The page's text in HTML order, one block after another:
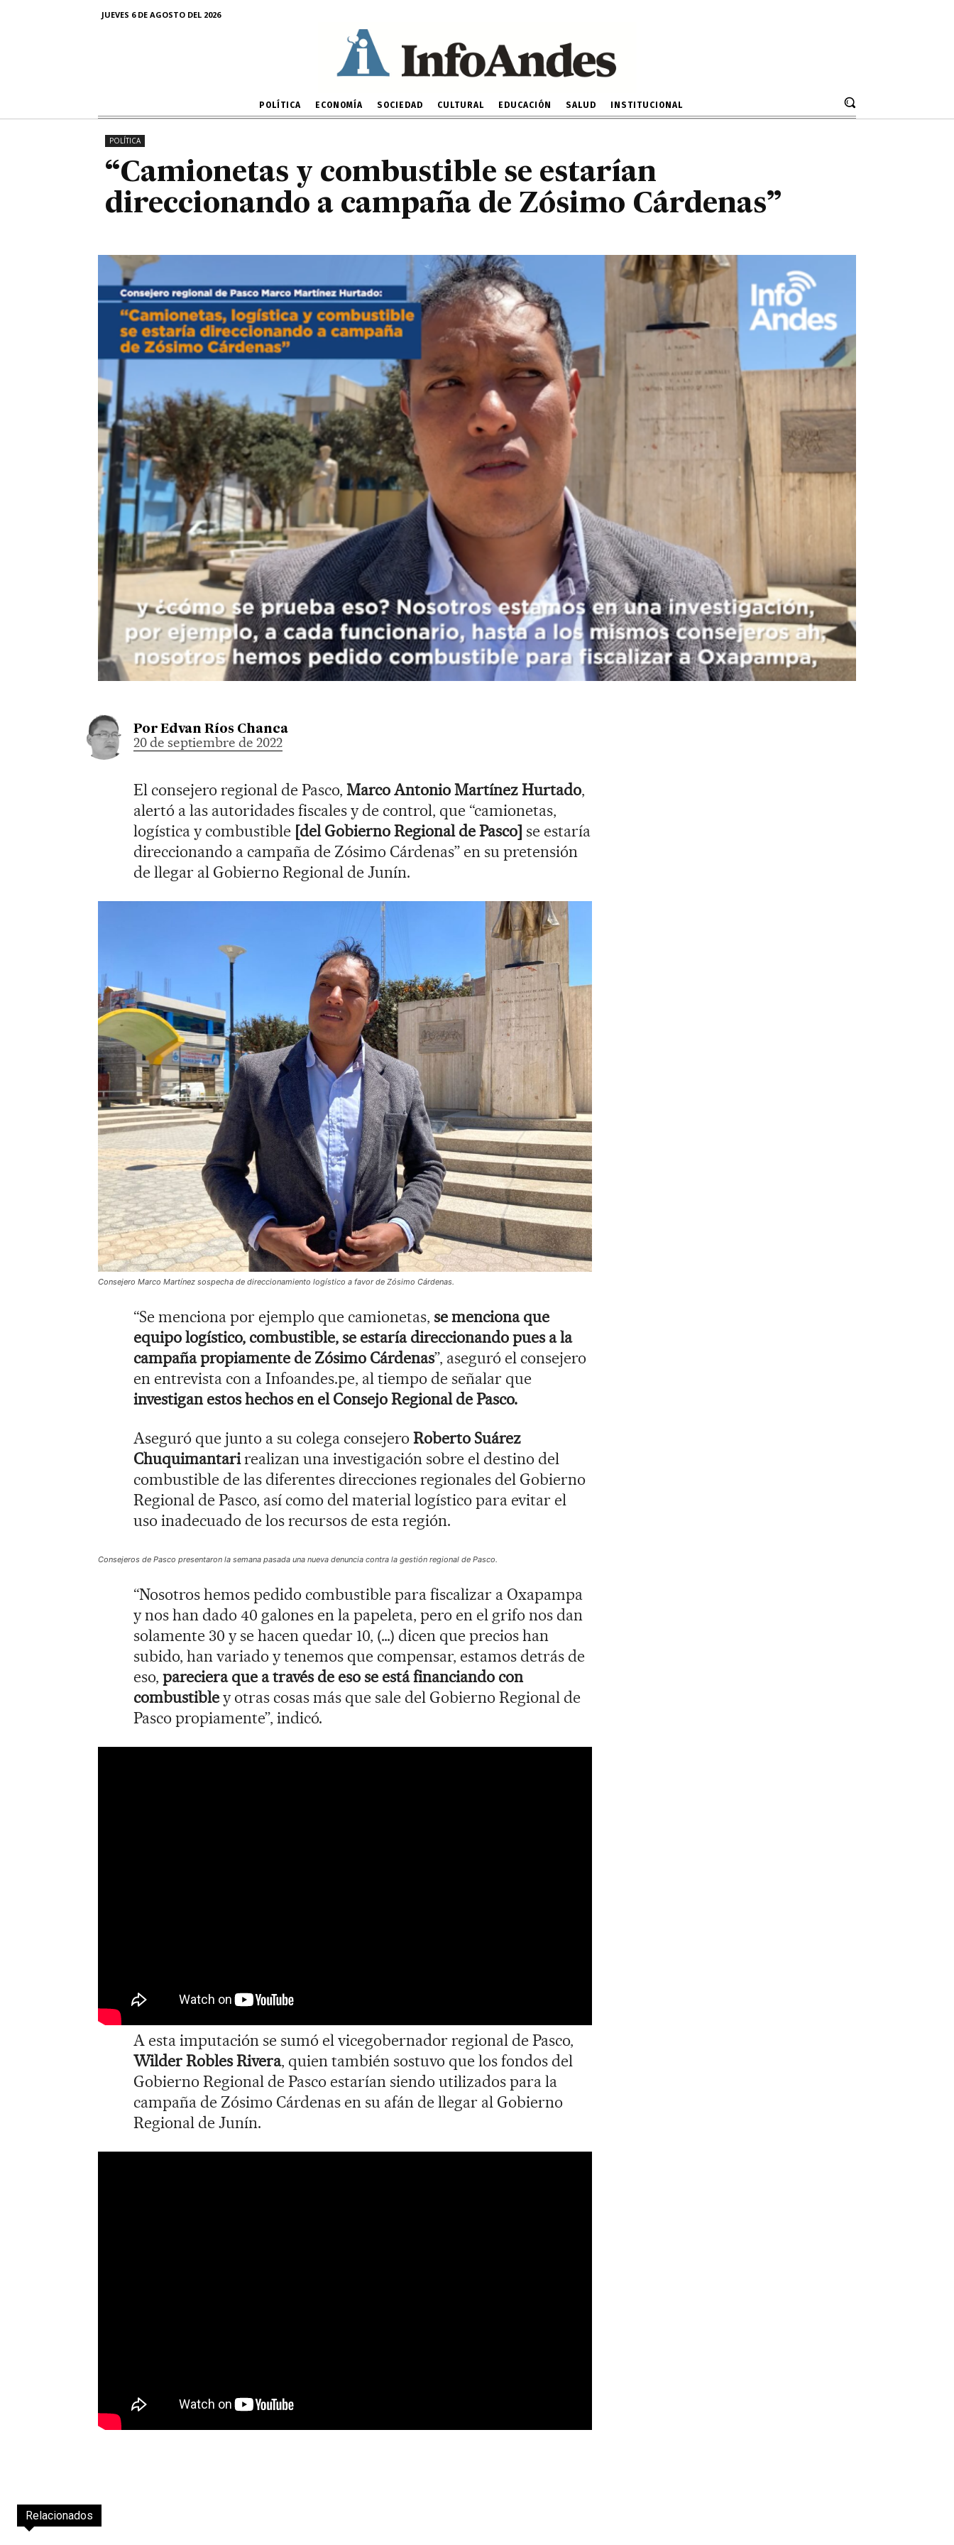
JUEVES 6 DE AGOSTO DEL 2026
POLÍTICA ECONOMÍA SOCIEDAD CULTURAL EDUCACIÓN SALUD INSTITUCIONAL
direccionando a campaña de Zósimo Cárdenas”
POLÍTICA
“Camionetas y combustible se estarían
direccionando a campaña de Zósimo Cárdenas”
Por Edvan Ríos Chanca
20 de septiembre de 2022
El consejero regional de Pasco, Marco Antonio Martínez Hurtado,
alertó a las autoridades fiscales y de control, que “camionetas,
logística y combustible [del Gobierno Regional de Pasco] se estaría
direccionando a campaña de Zósimo Cárdenas” en su pretensión
de llegar al Gobierno Regional de Junín.
Consejero Marco Martínez sospecha de direccionamiento logístico a favor de Zósimo Cárdenas.
“Se menciona por ejemplo que camionetas, se menciona que
equipo logístico, combustible, se estaría direccionando pues a la
campaña propiamente de Zósimo Cárdenas”, aseguró el consejero
en entrevista con a Infoandes.pe, al tiempo de señalar que
investigan estos hechos en el Consejo Regional de Pasco.
Aseguró que junto a su colega consejeroRoberto Suárez
Chuquimantarirealizan una investigación sobre el destino del
combustible de las diferentes direcciones regionales del Gobierno
Regional de Pasco, así como del material logístico para evitar el
uso inadecuado de los recursos de esta región.
Consejeros de Pasco presentaron la semana pasada una nueva denuncia contra la gestión regional de Pasco.
“Nosotros hemos pedido combustible para fiscalizar a Oxapampa
y nos han dado 40 galones en la papeleta, pero en el grifo nos dan
solamente 30 y se hacen quedar 10, (…) dicen que precios han
subido, han variado y tenemos que compensar, estamos detrás de
eso, pareciera que a través de eso se está financiando con
combustibley otras cosas más que sale del Gobierno Regional de
Pasco propiamente”, indicó.
A esta imputación se sumó el vicegobernador regional de Pasco,
Wilder Robles Rivera, quien también sostuvo que los fondos del
Gobierno Regional de Pasco estarían siendo utilizados para la
campaña de Zósimo Cárdenas en su afán de llegar al Gobierno
Regional de Junín.
Relacionados